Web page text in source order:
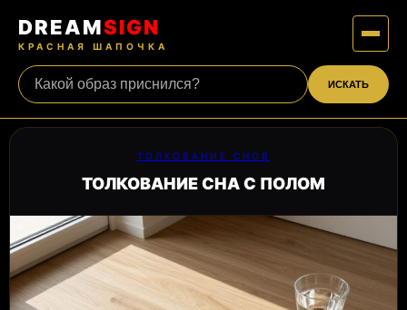
DREAMSIGN
КРАСНАЯ ШАПОЧКА
ИСКАТЬ
ТОЛКОВАНИЕ СНОВ
ТОЛКОВАНИЕ СНА С ПОЛОМ